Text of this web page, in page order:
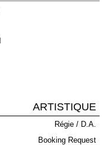
ARTISTIQUE
Régie / D.A.
Booking Request